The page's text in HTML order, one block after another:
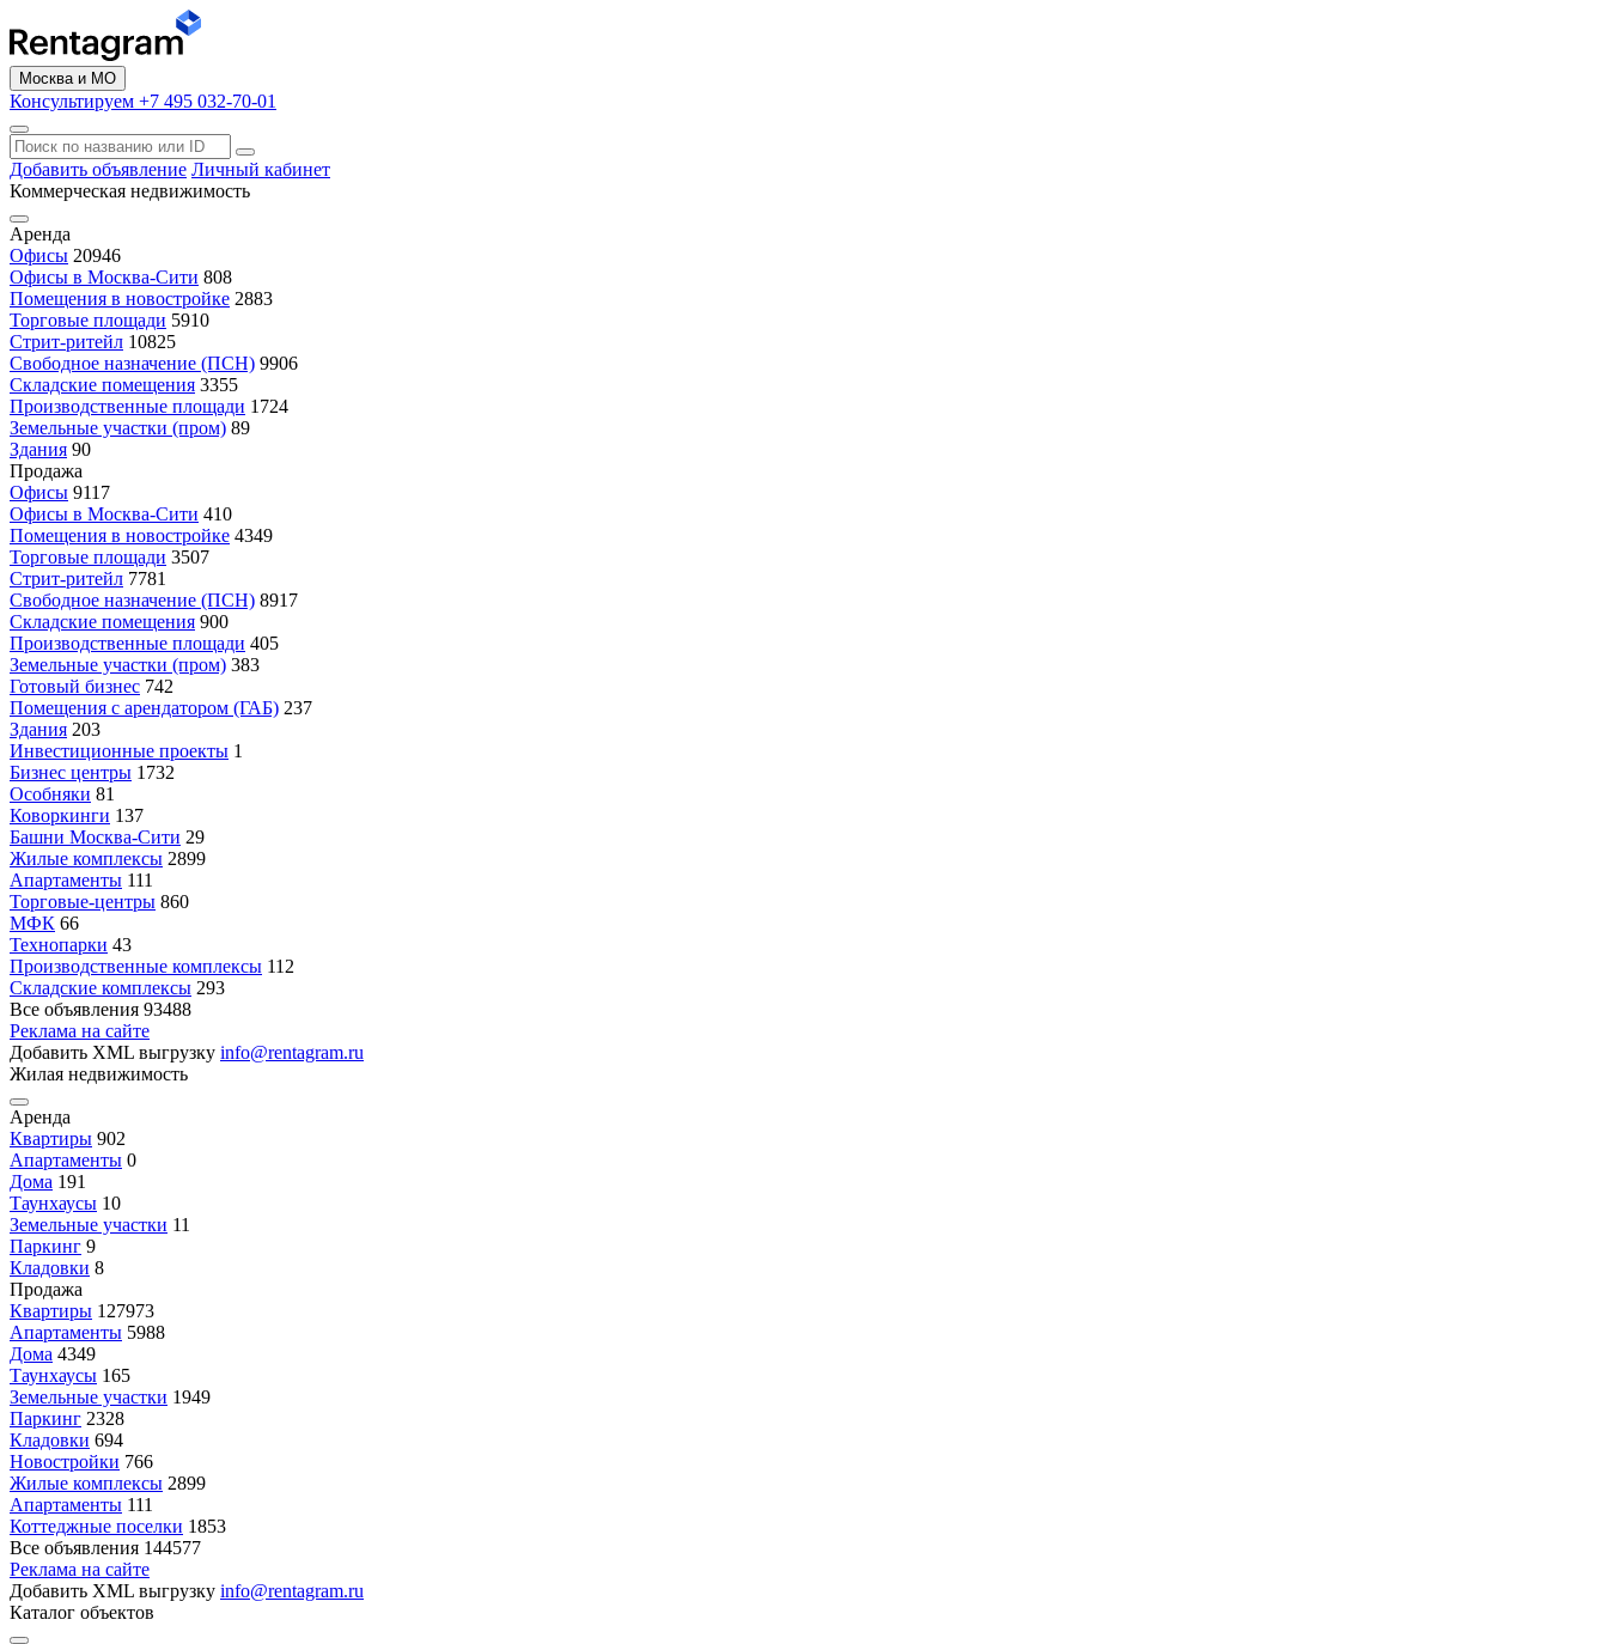
Москва и МО
Консультируем +7 495 032-70-01
Добавить объявление Личный кабинет
Коммерческая недвижимость
Аренда
Офисы 20946
Офисы в Москва-Сити 808
Помещения в новостройке 2883
Торговые площади 5910
Стрит-ритейл 10825
Свободное назначение (ПСН) 9906
Складские помещения 3355
Производственные площади 1724
Земельные участки (пром) 89
Здания 90
Продажа
Офисы 9117
Офисы в Москва-Сити 410
Помещения в новостройке 4349
Торговые площади 3507
Стрит-ритейл 7781
Свободное назначение (ПСН) 8917
Складские помещения 900
Производственные площади 405
Земельные участки (пром) 383
Готовый бизнес 742
Помещения с арендатором (ГАБ) 237
Здания 203
Инвестиционные проекты 1
Бизнес центры 1732
Особняки 81
Коворкинги 137
Башни Москва-Сити 29
Жилые комплексы 2899
Апартаменты 111
Торговые-центры 860
МФК 66
Технопарки 43
Производственные комплексы 112
Складские комплексы 293
Все объявления 93488
Реклама на сайте
Добавить XML выгрузку info@rentagram.ru
Жилая недвижимость
Аренда
Квартиры 902
Апартаменты 0
Дома 191
Таунхаусы 10
Земельные участки 11
Паркинг 9
Кладовки 8
Продажа
Квартиры 127973
Апартаменты 5988
Дома 4349
Таунхаусы 165
Земельные участки 1949
Паркинг 2328
Кладовки 694
Новостройки 766
Жилые комплексы 2899
Апартаменты 111
Коттеджные поселки 1853
Все объявления 144577
Реклама на сайте
Добавить XML выгрузку info@rentagram.ru
Каталог объектов